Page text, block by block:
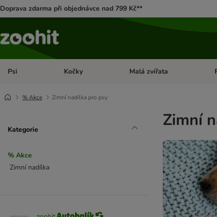
Doprava zdarma při objednávce nad 799 Kč**
Psi Otevřít menu: Psi
Kočky Otevřít menu: Kočky
Malá zvířata
% Akce Zimní nadílka pro psy
Kategorie
% Akce
Zimní nadílka
Zimní